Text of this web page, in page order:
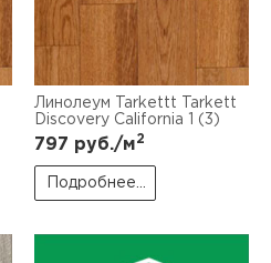
Линолеум Tarkettt Tarkett
Discovery California 1 (3)
797 руб./м2
Подробнее...